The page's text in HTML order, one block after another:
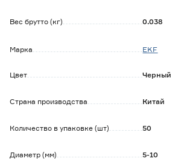
Вес брутто (кг) 0.038
Марка EKF
Цвет Черный
Страна производства Китай
Количество в упаковке (шт) 50
Диаметр (мм) 5-10